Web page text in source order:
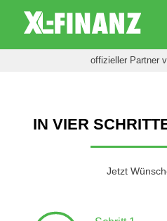
offizieller Partner
IN VIER
Jetzt